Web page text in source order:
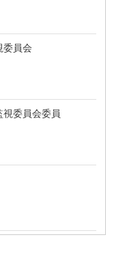
委員会
委員会委員